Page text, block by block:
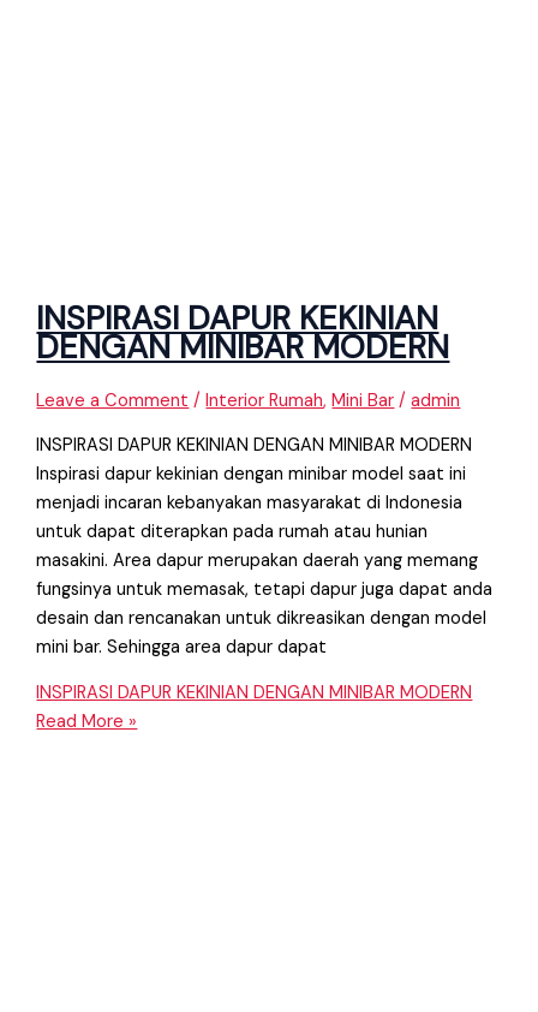
INSPIRASI DAPUR KEKINIAN
DENGAN MINIBAR MODERN
Leave a Comment /Interior Rumah,Mini Bar /admin
INSPIRASI DAPUR KEKINIAN DENGAN MINIBAR MODERN
Inspirasi dapur kekinian dengan minibar model saat ini
menjadi incaran kebanyakan masyarakat di Indonesia
untuk dapat diterapkan pada rumah atau hunian
masakini. Area dapur merupakan daerah yang memang
fungsinya untuk memasak, tetapi dapur juga dapat anda
desain dan rencanakan untuk dikreasikan dengan model
mini bar. Sehingga area dapur dapat
INSPIRASI DAPUR KEKINIAN DENGAN MINIBAR MODERN
Read More »